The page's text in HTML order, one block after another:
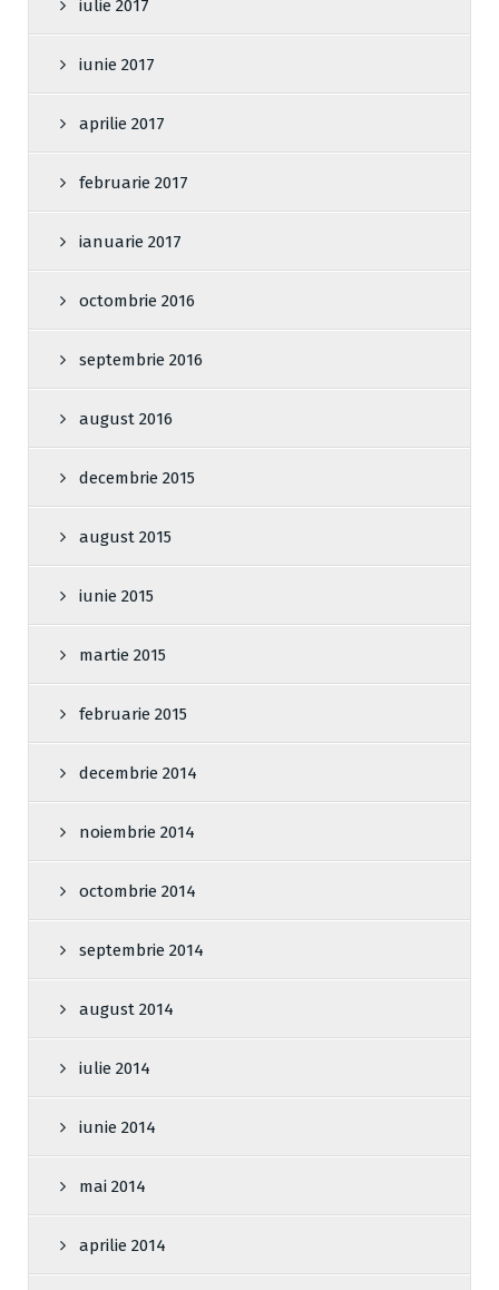
iulie 2017
iunie 2017
aprilie 2017
februarie 2017
ianuarie 2017
octombrie 2016
septembrie 2016
august 2016
decembrie 2015
august 2015
iunie 2015
martie 2015
februarie 2015
decembrie 2014
noiembrie 2014
octombrie 2014
septembrie 2014
august 2014
iulie 2014
iunie 2014
mai 2014
aprilie 2014